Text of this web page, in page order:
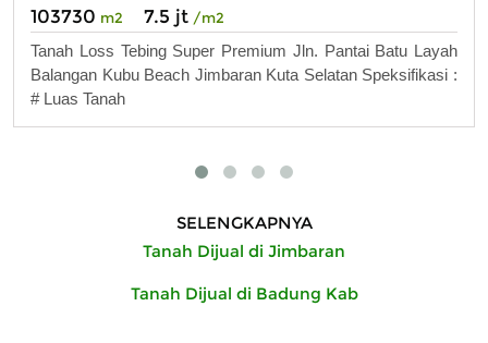
103730 m2 7.5 jt /m2
Tanah Loss Tebing Super Premium Jln. Pantai Batu Layah
Balangan Kubu Beach Jimbaran Kuta Selatan Speksifikasi :
# Luas Tanah
SELENGKAPNYA
Tanah Dijual di Jimbaran
Tanah Dijual di Badung Kab